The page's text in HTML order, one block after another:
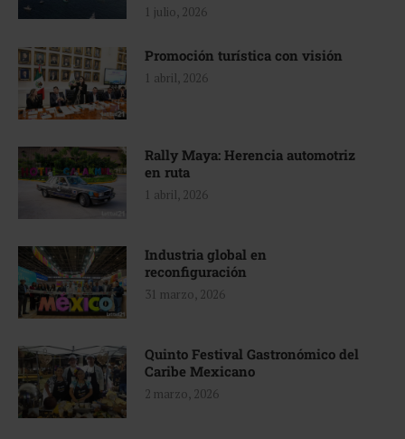
1 julio, 2026
Promoción turística con visión
1 abril, 2026
Rally Maya: Herencia automotriz
en ruta
1 abril, 2026
Industria global en
reconfiguración
31 marzo, 2026
Quinto Festival Gastronómico del
Caribe Mexicano
2 marzo, 2026